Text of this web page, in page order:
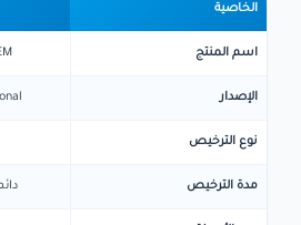
الخاصية
اسم المنتج
الإصدار
نوع الترخيص
مدة الترخيص